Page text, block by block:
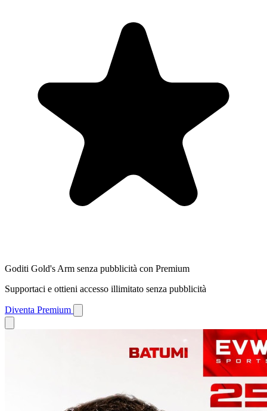
Goditi Gold's Arm senza pubblicità con Premium
Supportaci e ottieni accesso illimitato senza pubblicità
Diventa Premium